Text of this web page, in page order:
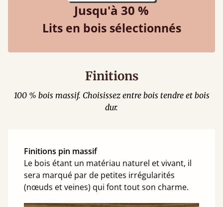
Jusqu'à 30 %
Lits en bois sélectionnés
Finitions
100 % bois massif. Choisissez entre bois tendre et bois
dur.
Finitions pin massif
Le bois étant un matériau naturel et vivant, il
sera marqué par de petites irrégularités
(nœuds et veines) qui font tout son charme.